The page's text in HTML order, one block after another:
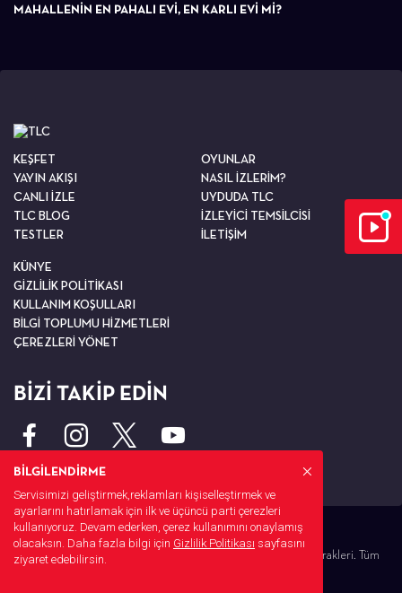
MAHALLENIN EN PAHALI EVI, EN KARLI EVI MI?
KEŞFET
YAYIN AKIŞI
CANLI İZLE
TLC BLOG
TESTLER
OYUNLAR
NASIL İZLERİM?
UYDUDA TLC
İZLEYİCİ TEMSİLCİSİ
İLETİŞİM
KÜNYE
GİZLİLİK POLİTİKASI
KULLANIM KOŞULLARI
BİLGİ TOPLUMU HİZMETLERİ
ÇEREZLERİ YÖNET
BİZİ TAKİP EDİN
© 2026 Warner Bros. Discovery, Inc. veya bağlı kuruluşları ve iştirakleri. Tüm
hakları saklıdır.
BİLGİLENDİRME
Servisimizi geliştirmek,reklamları kişiselleştirmek ve
ayarlarını hatırlamak için ilk ve üçüncü parti çerezleri
kullanıyoruz. Devam ederken, çerez kullanımını onaylamış
olacaksın. Daha fazla bilgi için Gizlilik Politikası sayfasını
ziyaret edebilirsin.